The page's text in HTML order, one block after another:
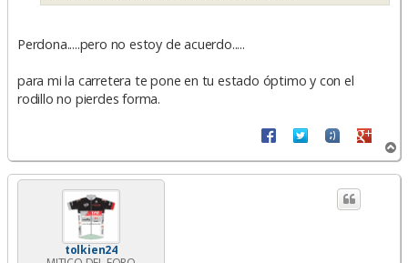
Perdona.....pero no estoy de acuerdo.....
para mi la carretera te pone en tu estado óptimo y con el
rodillo no pierdes forma.
r
r
tolkien24